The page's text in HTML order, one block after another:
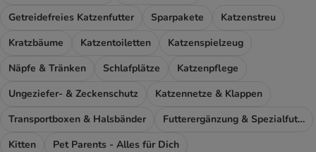
Getreidefreies Katzenfutter
Sparpakete
Katzenstreu
Kratzbäume
Katzentoiletten
Katzenspielzeug
Näpfe & Tränken
Schlafplätze
Katzenpflege
Ungeziefer- & Zeckenschutz
Katzennetze & Klappen
Transportboxen & Halsbänder
Futterergänzung & Spezialfutter
Kitten
Pet Parents - Alles für Dich